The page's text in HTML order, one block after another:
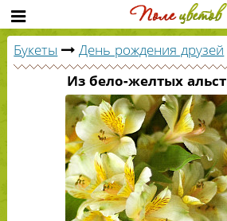
Букеты День рождения друзей
Из бело-желтых